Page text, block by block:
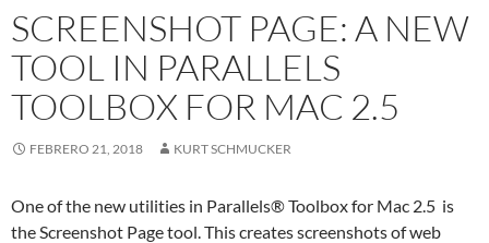
SCREENSHOT PAGE: A NEW
TOOL IN PARALLELS
TOOLBOX FOR MAC 2.5
FEBRERO 21, 2018 KURT SCHMUCKER
One of the new utilities in Parallels® Toolbox for Mac 2.5 is
the Screenshot Page tool. This creates screenshots of web